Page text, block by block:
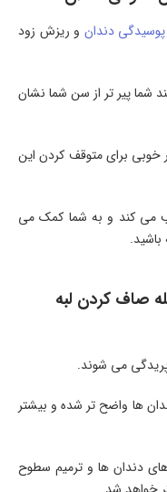
پوسیدگی دندان و ریزش زود
شما پیر تر از سن شما نشان
خوبی برای متوقف کردن این
می کند و به شما کمک می
صاف کردن لبه
می شوند.
ها واضح تر شده و بیشتر
دندان ها و ترمیم سطوح